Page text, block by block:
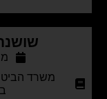
שושנה
מרץ 20, 2025
משרד הביטחון ,
בעיתון